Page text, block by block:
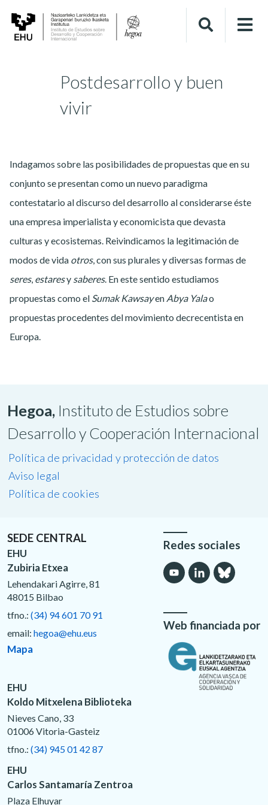
Postdesarrollo y buen
vivir
Indagamos sobre las posibilidades de propuestas que en su
conjunto se presentan como un nuevo paradigma
contestatario al discurso del desarrollo al considerarse éste
una empresa imperialista y economicista que devasta
culturas y ecosistemas. Reivindicamos la legitimación de
modos de vida otros, con sus plurales y diversas formas de
seres, estaresy saberes. En este sentido estudiamos
propuestas como el Sumak Kawsayen Abya Yalao
propuestas procedentes del movimiento decrecentista en
Europa.
Hegoa, Instituto de Estudios sobre
Desarrollo y Cooperación Internacional
Política de privacidad y protección de datos
Aviso legal
Política de cookies
SEDE CENTRAL
EHU
Zubiria Etxea
Lehendakari Agirre, 81
48015 Bilbao
tfno.: (34) 94 601 70 91
email: hegoa@ehu.eus
Mapa
EHU
Koldo Mitxelena Biblioteka
Nieves Cano, 33
01006 Vitoria-Gasteiz
tfno.: (34) 945 01 42 87
EHU
Carlos Santamaría Zentroa
Plaza Elhuyar
Redes sociales
Web financiada por